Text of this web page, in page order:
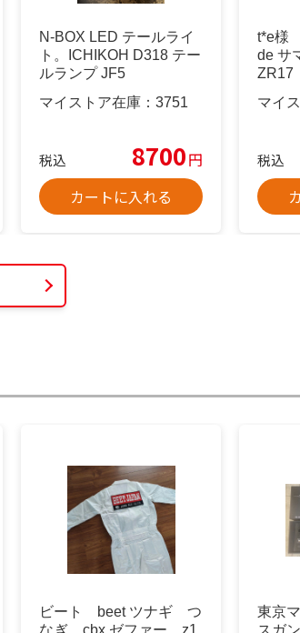
N-BOX LED テールライ
ト。ICHIKOH D318 テー
ルランプ JF5
マイストア在庫： 3751
税込 8700円
カートに入れる
t*e様
de サ
ZR17
マイ
税込
ビート beet ツナギ つ
東京